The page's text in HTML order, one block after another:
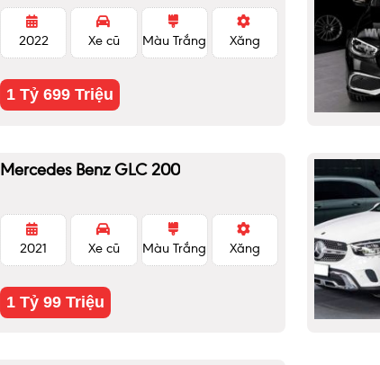
2022 Xe cũ Màu Trắng Xăng
1 Tỷ 699 Triệu
Mercedes Benz GLC 200
2021 Xe cũ Màu Trắng Xăng
1 Tỷ 99 Triệu